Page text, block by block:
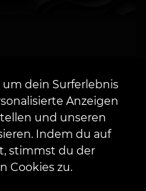
zu
dein Surferlebnis
Anzeigen
und unseren
Indem du auf
stimmst du der
Cookies zu.